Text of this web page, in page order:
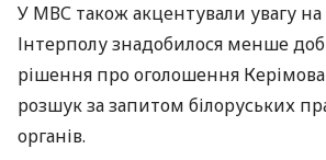
У МВС також акцентували увагу
Інтерполу знадобилося менше
рішення про оголошення
розшук за запитом білоруських
органів.